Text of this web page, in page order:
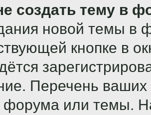
создать тему в
новой темы в
кнопке в
Перечень ваших
форума или темы.